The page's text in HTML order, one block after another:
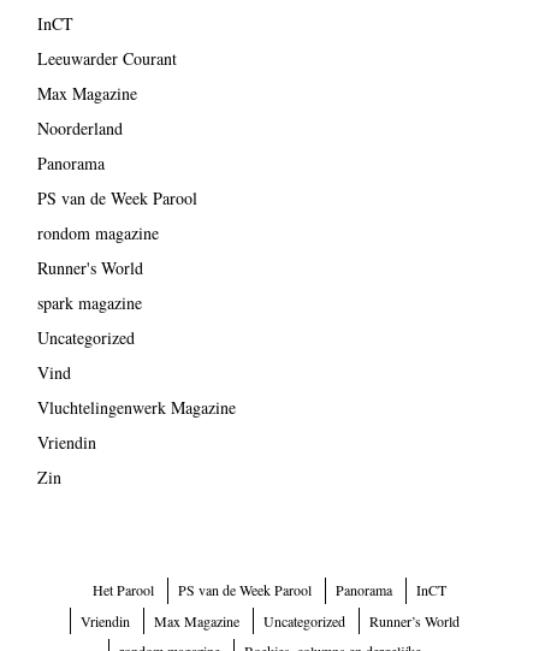
InCT
Leeuwarder Courant
Max Magazine
Noorderland
Panorama
PS van de Week Parool
rondom magazine
Runner's World
spark magazine
Uncategorized
Vind
Vluchtelingenwerk Magazine
Vriendin
Zin
Het Parool PS van de Week Parool Panorama
InCT
Vriendin
Max Magazine Uncategorized
Runner’s World